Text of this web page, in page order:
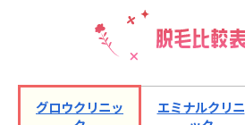
グロウクリニッ
エミナルクリニ